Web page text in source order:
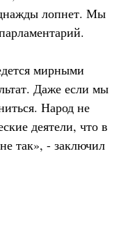
лопнет. Мы
мирными
Даже если мы
Народ не
деятели, что в
так», - заключил